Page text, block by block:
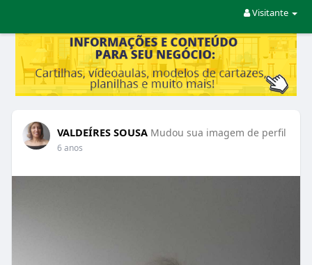
Visitante
VALDEÍRES SOUSA Mudou sua imagem de perfil
6 anos